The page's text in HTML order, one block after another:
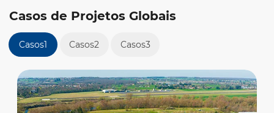
Casos de Projetos Globais
Casos1 Casos2 Casos3